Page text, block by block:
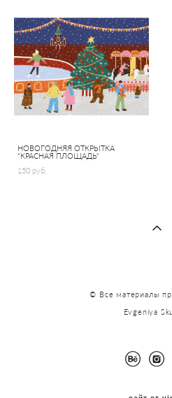
НОВОГОДНЯЯ ОТКРЫТКА
"КРАСНАЯ ПЛОЩАДЬ"
150 pуб.
© Все материалы
Evgeniya